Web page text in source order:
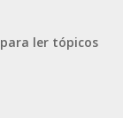
ler tópicos